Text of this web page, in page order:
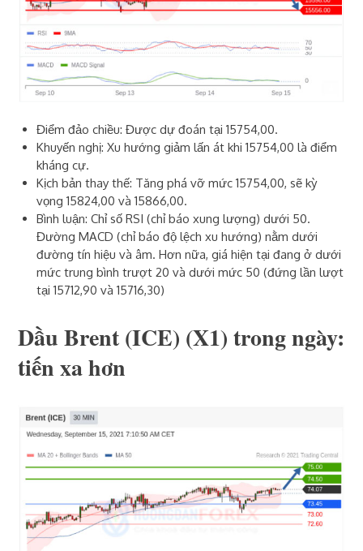
Điểm đảo chiều: Được dự đoán tại 15754,00.
Khuyến nghị: Xu hướng giảm lấn át khi 15754,00 là điểm
kháng cự.
Kịch bản thay thế: Tăng phá vỡ mức 15754,00, sẽ kỳ
vọng 15824,00 và 15866,00.
Bình luận: Chỉ số RSI (chỉ báo xung lượng) dưới 50.
Đường MACD (chỉ báo độ lệch xu hướng) nằm dưới
đường tín hiệu và âm. Hơn nữa, giá hiện tại đang ở dưới
mức trung bình trượt 20 và dưới mức 50 (đứng lần lượt
tại 15712,90 và 15716,30)
Dầu Brent (ICE)‎ (X1)‎ trong ngày:
tiến xa hơn